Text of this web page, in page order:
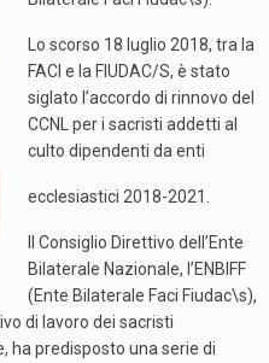
Lo scorso 18 luglio 2018, tra la
FACI e la FIUDAC/S, è stato
siglato l’accordo di rinnovo del
CCNL per i sacristi addetti al
culto dipendenti da enti
ecclesiastici 2018-2021.
Il Consiglio Direttivo dell’Ente
Bilaterale Nazionale, l’ENBIFF
(Ente Bilaterale Faci Fiudac\s),
di lavoro dei sacristi
ha predisposto una serie di